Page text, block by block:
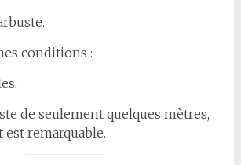
conditions :
de seulement quelques mètres,
remarquable.